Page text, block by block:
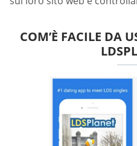
COM’È FACILE DA